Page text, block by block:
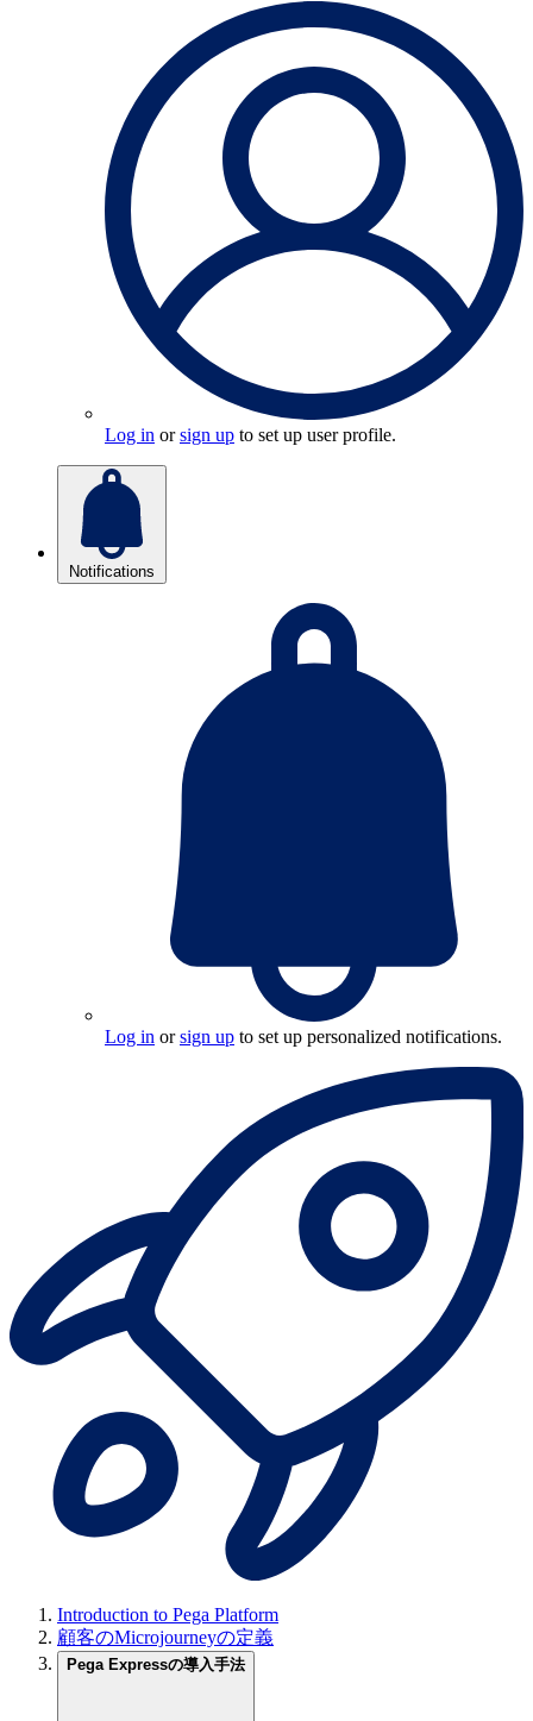
Log in orsign up to set up user profile.
Notifications
Log in orsign up to set up personalized notifications.
Introduction to Pega Platform
顧客のMicrojourneyの定義
Pega Expressの導入手法